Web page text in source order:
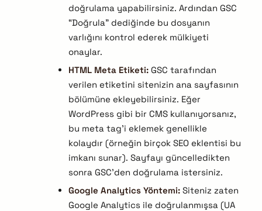
doğrulama yapabilirsiniz. Ardından GSC
“Doğrula” dediğinde bu dosyanın
varlığını kontrol ederek mülkiyeti
onaylar.
HTML Meta Etiketi:GSC tarafından
verilen etiketini sitenizin ana sayfasının
bölümüne ekleyebilirsiniz. Eğer
WordPress gibi bir CMS kullanıyorsanız,
bu meta tag’i eklemek genellikle
kolaydır (örneğin birçok SEO eklentisi bu
imkanı sunar). Sayfayı güncelledikten
sonra GSC’den doğrulama istersiniz.
Google Analytics Yöntemi:Siteniz zaten
Google Analytics ile doğrulanmışsa (UA